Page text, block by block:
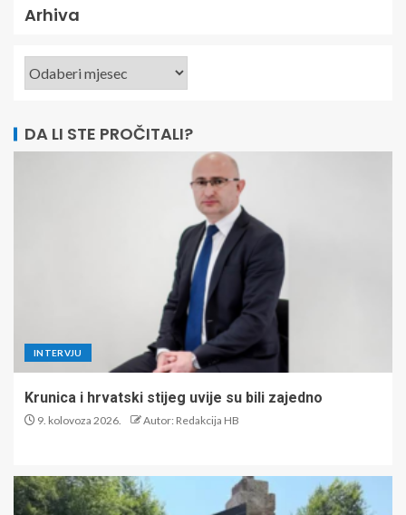
Arhiva
DA LI STE PROČITALI?
INTERVJU
Krunica i hrvatski stijeg uvije su bili zajedno
9. kolovoza 2026. Autor: Redakcija HB